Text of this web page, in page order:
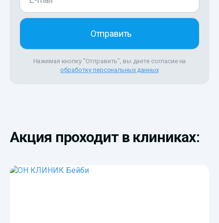
Нажимая кнопку "Отправить", вы даете согласие на
обработку персональных данных
Акция проходит в клиниках: